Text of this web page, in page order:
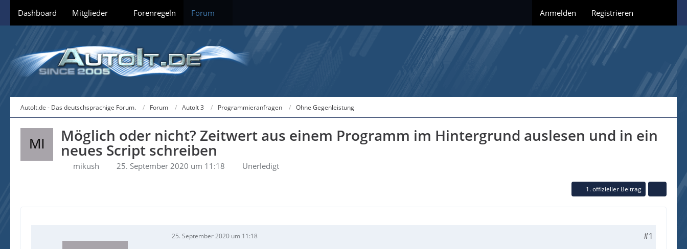
Dashboard Mitglieder Forenregeln Forum Anmelden Registrieren
AutoIt.de - Das deutschsprachige Forum. Forum AutoIt 3 Programmieranfragen Ohne Gegenleistung
Möglich oder nicht? Zeitwert aus einem Programm im Hintergrund auslesen und in ein
neues Script schreiben
mikush 25. September 2020 um 11:18 Unerledigt
1. offizieller Beitrag
25. September 2020 um 11:18 #1